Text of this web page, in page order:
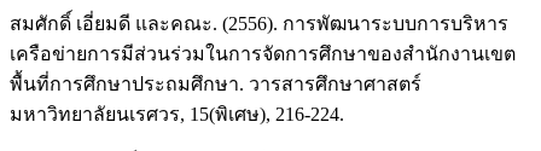
สมศักดิ์ เอี่ยมดี และคณะ. (2556). การพัฒนาระบบการบริหาร
เครือข่ายการมีส่วนร่วมในการจัดการศึกษาของสำนักงานเขต
พื้นที่การศึกษาประถมศึกษา. วารสารศึกษาศาสตร์
มหาวิทยาลัยนเรศวร, 15(พิเศษ), 216-224.